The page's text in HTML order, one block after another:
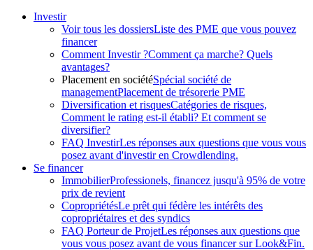
Investir
Voir tous les dossiersListe des PME que vous pouvez
financer
Comment Investir ?Comment ça marche? Quels
avantages?
Placement en sociétéSpécial société de
managementPlacement de trésorerie PME
Diversification et risquesCatégories de risques,
Comment le rating est-il établi? Et comment se
diversifier?
FAQ InvestirLes réponses aux questions que vous vous
posez avant d'investir en Crowdlending.
Se financer
ImmobilierProfessionels, financez jusqu'à 95% de votre
prix de revient
CopropriétésLe prêt qui fédère les intérêts des
copropriétaires et des syndics
FAQ Porteur de ProjetLes réponses aux questions que
vous vous posez avant de vous financer sur Look&Fin.